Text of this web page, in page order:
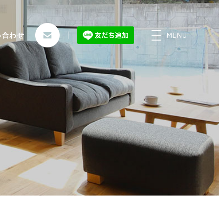
合わせ MENU